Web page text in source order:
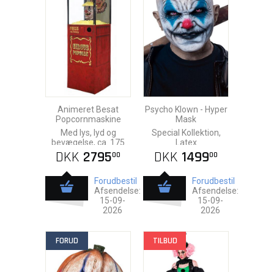
Animeret Besat
Popcornmaskine
Med lys, lyd og
bevægelse, ca. 175
cm.
DKK 279500
Forudbestil
Afsendelse:
15-09-
2026
Psycho Klown - Hyper
Mask
Special Kollektion,
Latex
DKK 149900
Forudbestil
Afsendelse:
15-09-
2026
FORUD TILBUD